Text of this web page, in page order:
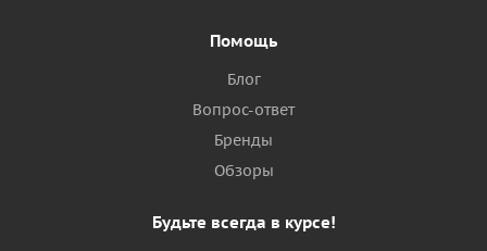
Помощь
Блог
Вопрос-ответ
Бренды
Обзоры
Будьте всегда в курсе!